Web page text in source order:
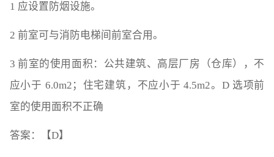
1 应设置防烟设施。
2 前室可与消防电梯间前室合用。
3 前室的使用面积：公共建筑、高层厂房（仓库），不
应小于 6.0m2；住宅建筑，不应小于 4.5m2。D 选项前
室的使用面积不正确
答案：【D】